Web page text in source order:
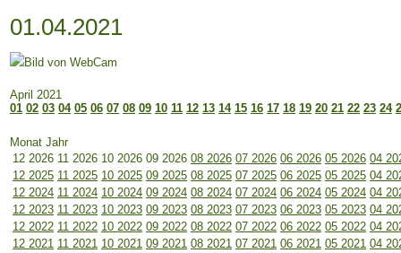
01.04.2021
April 2021
01 02 03 04 05 06 07 08 09 10 11 12 13 14 15 16 17 18 19 20 21 22 23 24
Monat Jahr
12 2026 11 2026 10 2026 09 2026 08 2026 07 2026 06 2026 05 2026 04
12 2025 11 2025 10 2025 09 2025 08 2025 07 2025 06 2025 05 2025 04
12 2024 11 2024 10 2024 09 2024 08 2024 07 2024 06 2024 05 2024 04
12 2023 11 2023 10 2023 09 2023 08 2023 07 2023 06 2023 05 2023 04
12 2022 11 2022 10 2022 09 2022 08 2022 07 2022 06 2022 05 2022 04
12 2021 11 2021 10 2021 09 2021 08 2021 07 2021 06 2021 05 2021 04